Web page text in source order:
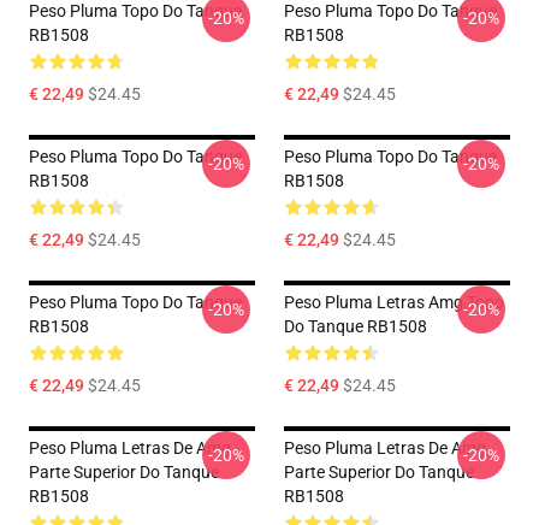
Peso Pluma Topo Do Tanque
RB1508
€ 22,49$24.45
-20%
Peso Pluma Topo Do Tanque
RB1508
€ 22,49$24.45
-20%
Peso Pluma Topo Do Tanque
RB1508
€ 22,49$24.45
-20%
Peso Pluma Topo Do Tanque
RB1508
€ 22,49$24.45
-20%
Peso Pluma Topo Do Tanque
RB1508
€ 22,49$24.45
-20%
Peso Pluma Letras Amg Topo
Do Tanque RB1508
€ 22,49$24.45
-20%
Peso Pluma Letras De Amg
Parte Superior Do Tanque
RB1508
-20%
Peso Pluma Letras De Amg
Parte Superior Do Tanque
RB1508
-20%